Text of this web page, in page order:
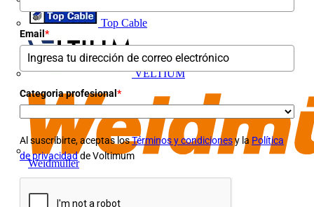
Top Cable
VELTIUM
Weidmüller
Email *
Categoria profesional *
Al suscribirte, aceptas losTérminos y condicionesy la Política
de privacidadde Voltimum